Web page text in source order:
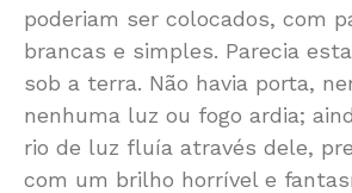
poderiam ser colocados, com
brancas e simples. Parecia
sob a terra. Não havia porta,
nenhuma luz ou fogo ardia;
rio de luz fluía através dele,
com um brilho horrível e